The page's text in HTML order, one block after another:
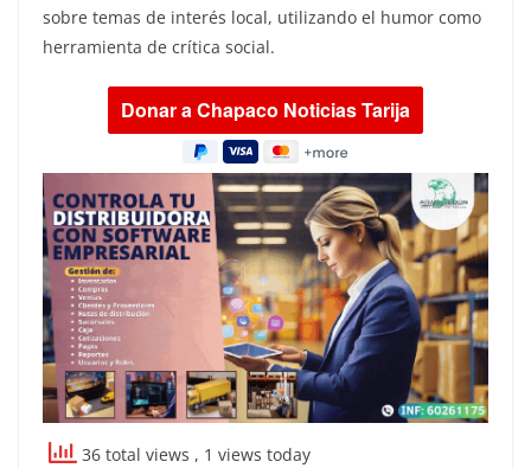
sobre temas de interés local, utilizando el humor como
herramienta de crítica social.
36 total views , 1 views today